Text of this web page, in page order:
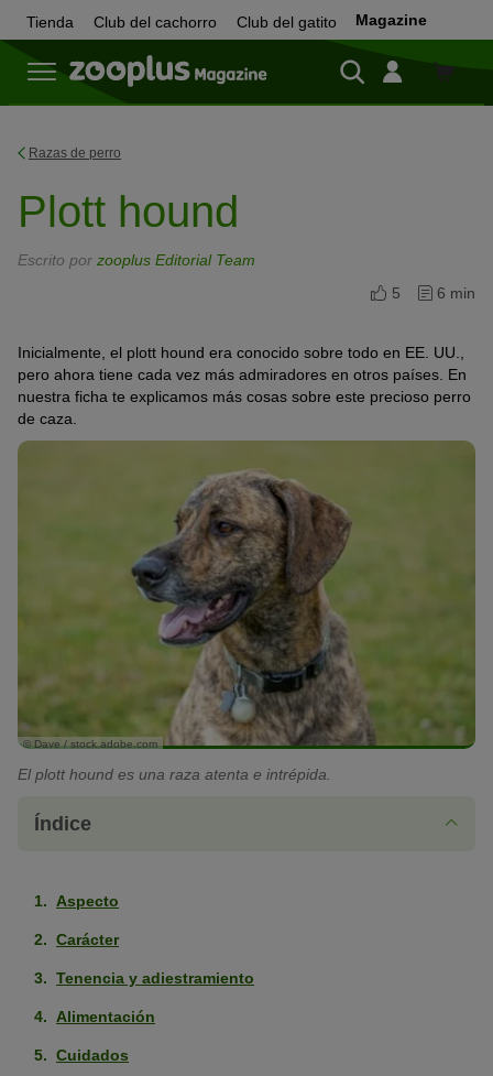
Tienda Club del cachorro Club del gatito Magazine
Tienda
Razas de perro
Plott hound
Escrito por zooplus Editorial Team
5
6 min
Inicialmente, el plott hound era conocido sobre todo en EE. UU.,
pero ahora tiene cada vez más admiradores en otros países. En
nuestra ficha te explicamos más cosas sobre este precioso perro
de caza.
© Dave / stock.adobe.com
El plott hound es una raza atenta e intrépida.
Índice
Aspecto
Carácter
Tenencia y adiestramiento
Alimentación
Cuidados